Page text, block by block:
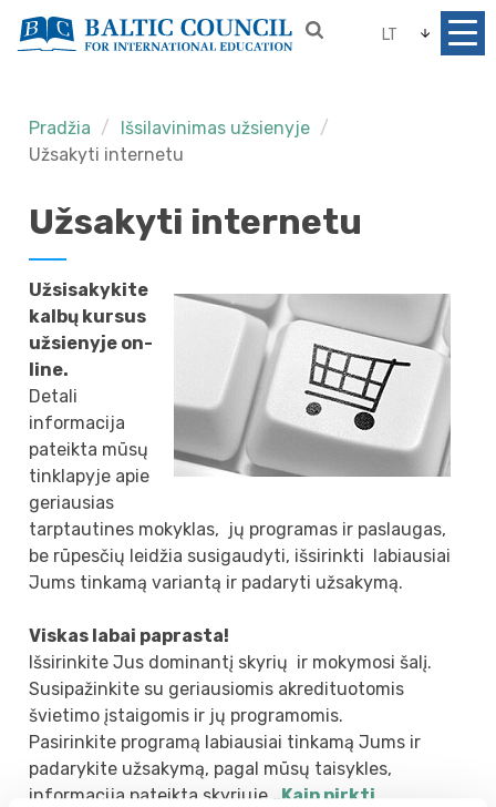
LT
Pradžia
Išsilavinimas užsienyje
Užsakyti internetu
Užsakyti internetu
Užsisakykite
kalbų kursus
užsienyje on-
line.
Detali
informacija
pateikta mūsų
tinklapyje apie
geriausias
tarptautines mokyklas, jų programas ir paslaugas,
be rūpesčių leidžia susigaudyti, išsirinkti labiausiai
Jums tinkamą variantą ir padaryti užsakymą.
Viskas labai paprasta!
Išsirinkite Jus dominantį skyrių ir mokymosi šalį.
Susipažinkite su geriausiomis akredituotomis
švietimo įstaigomis ir jų programomis.
Pasirinkite programą labiausiai tinkamą Jums ir
padarykite užsakymą, pagal mūsų taisykles,
informacija pateikta skyriuje „Kaip pirkti